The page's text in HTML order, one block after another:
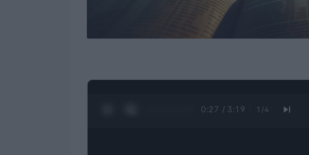
0:28 / 3:19 1 /4